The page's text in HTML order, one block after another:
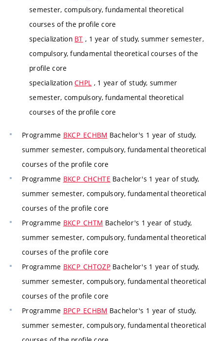
semester, compulsory, fundamental theoretical
courses of the profile core
specialization BT , 1 year of study, summer semester,
compulsory, fundamental theoretical courses of the
profile core
specializationCHPL , 1 year of study, summer
semester, compulsory, fundamental theoretical
courses of the profile core
Programme BKCP_ECHBM Bachelor's 1 year of study,
summer semester, compulsory, fundamental theoretical
courses of the profile core
Programme BKCP_CHCHTE Bachelor's 1 year of study,
summer semester, compulsory, fundamental theoretical
courses of the profile core
Programme BKCP_CHTM Bachelor's 1 year of study,
summer semester, compulsory, fundamental theoretical
courses of the profile core
Programme BKCP_CHTOZPBachelor's 1 year of study,
summer semester, compulsory, fundamental theoretical
courses of the profile core
Programme BPCP_ECHBM Bachelor's 1 year of study,
summer semester, compulsory, fundamental theoretical